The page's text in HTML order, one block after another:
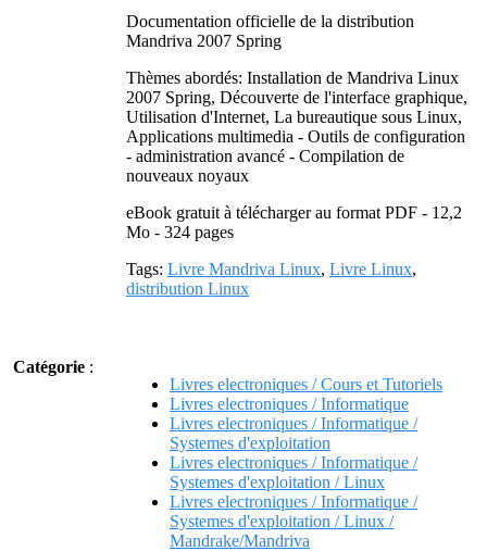
Documentation officielle de la distribution
Mandriva 2007 Spring
Thèmes abordés: Installation de Mandriva Linux
2007 Spring, Découverte de l'interface graphique,
Utilisation d'Internet, La bureautique sous Linux,
Applications multimedia - Outils de configuration
- administration avancé - Compilation de
nouveaux noyaux
eBook gratuit à télécharger au format PDF - 12,2
Mo - 324 pages
Tags: Livre Mandriva Linux, Livre Linux,
distribution Linux
Catégorie :
Livres electroniques / Cours et Tutoriels
Livres electroniques / Informatique
Livres electroniques / Informatique /
Systemes d'exploitation
Livres electroniques / Informatique /
Systemes d'exploitation / Linux
Livres electroniques / Informatique /
Systemes d'exploitation / Linux /
Mandrake/Mandriva